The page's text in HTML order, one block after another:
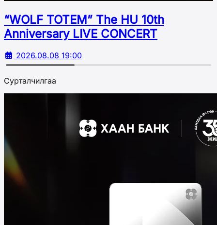
“WOLF TOTEM” The HU 10th
Аnniversary LIVE CONCERT
2026.08.08 19:00
Сурталчилгаа